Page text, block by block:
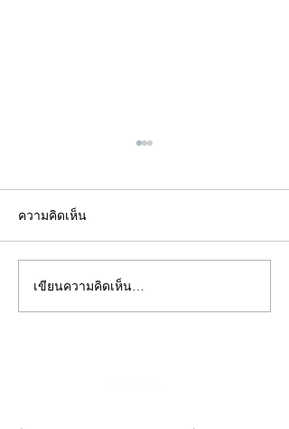
คอลัมน์"จับชีพจรวงการ
พระ"ประจำพุธที่ 29
ความคิดเห็น
เขียนความคิดเห็น…